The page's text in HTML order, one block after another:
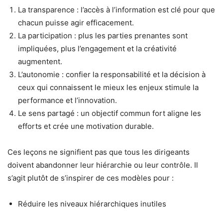
La transparence : l’accès à l’information est clé pour que
chacun puisse agir efficacement.
La participation : plus les parties prenantes sont
impliquées, plus l’engagement et la créativité
augmentent.
L’autonomie : confier la responsabilité et la décision à
ceux qui connaissent le mieux les enjeux stimule la
performance et l’innovation.
Le sens partagé : un objectif commun fort aligne les
efforts et crée une motivation durable.
Ces leçons ne signifient pas que tous les dirigeants
doivent abandonner leur hiérarchie ou leur contrôle. Il
s’agit plutôt de s’inspirer de ces modèles pour :
Réduire les niveaux hiérarchiques inutiles